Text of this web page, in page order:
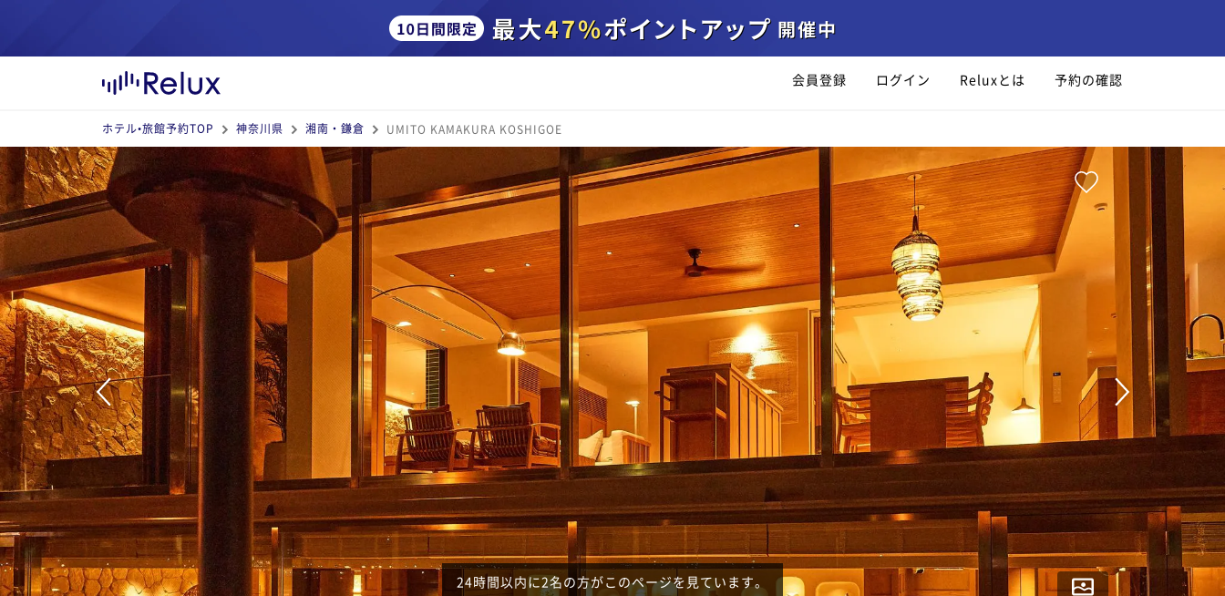
会員登録 ログイン Reluxとは 予約の確認
ホテル•旅館予約TOP 神奈川県 湘南・鎌倉 UMITO KAMAKURA KOSHIGOE
24時間以内に2名の方がこのページを見ています。